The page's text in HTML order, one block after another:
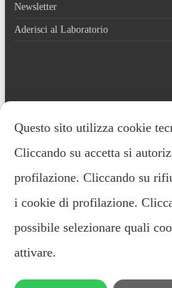
Newsletter
Aderisci al Laboratorio
Contatti
Questo sito utilizza cookie
Cliccando su accetta si
profilazione. Cliccando su
i cookie di profilazione.
possibile selezionare quali
attivare.